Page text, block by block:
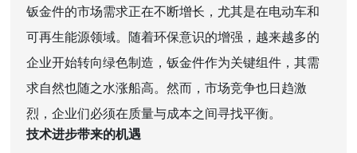
钣金件的市场需求正在不断增长，尤其是在电动车和
可再生能源领域。随着环保意识的增强，越来越多的
企业开始转向绿色制造，钣金件作为关键组件，其需
求自然也随之水涨船高。然而，市场竞争也日趋激
烈，企业们必须在质量与成本之间寻找平衡。
技术进步带来的机遇